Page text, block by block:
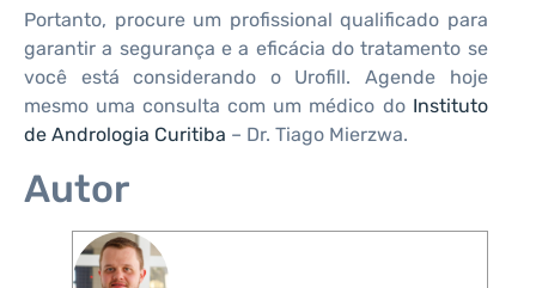
Portanto, procure um profissional qualificado para
garantir a segurança e a eficácia do tratamento se
você está considerando o Urofill. Agende hoje
mesmo uma consulta com um médico do Instituto
de Andrologia Curitiba – Dr. Tiago Mierzwa.
Autor